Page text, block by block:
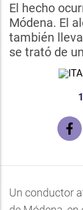
El hecho
Módena. El
también
se trató de
Un conductor